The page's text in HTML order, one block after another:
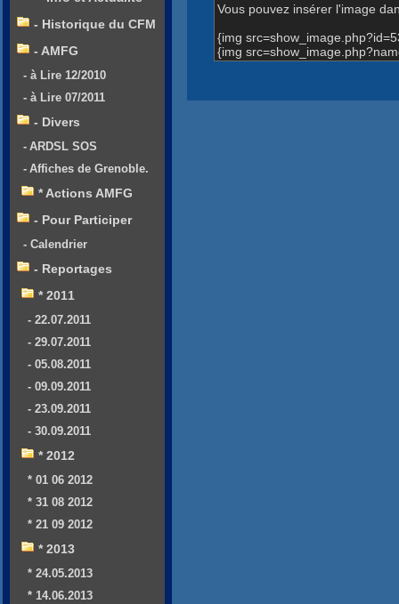
Vous pouvez insérer l'image
{img
{img
- Historique du CFM
- AMFG
- à Lire 12/2010
- à Lire 07/2011
- Divers
- ARDSL SOS
- Affiches de Grenoble.
* Actions AMFG
- Pour Participer
- Calendrier
- Reportages
* 2011
- 22.07.2011
- 29.07.2011
- 05.08.2011
- 09.09.2011
- 23.09.2011
- 30.09.2011
* 2012
* 01 06 2012
* 31 08 2012
* 21 09 2012
* 2013
* 24.05.2013
* 14.06.2013